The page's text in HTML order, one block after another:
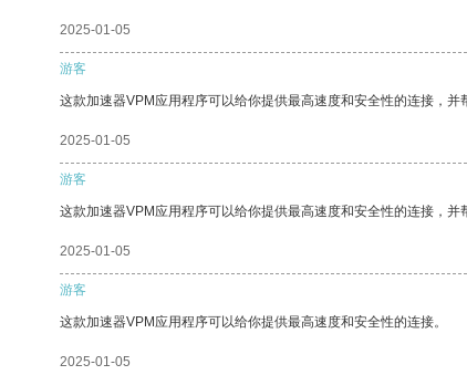
2025-01-05
游客
这款加速器VPM应用程序可以给你提供最高速度和安全性的连接，并
2025-01-05
游客
这款加速器VPM应用程序可以给你提供最高速度和安全性的连接，并
2025-01-05
游客
这款加速器VPM应用程序可以给你提供最高速度和安全性的连接。
2025-01-05